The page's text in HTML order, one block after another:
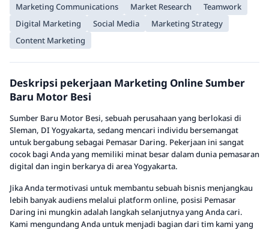
Marketing Communications Market Research
Teamwork
Digital Marketing
Social Media
Marketing Strategy
Content Marketing
Deskripsi pekerjaan Marketing Online Sumber
Baru Motor Besi
Sumber Baru Motor Besi, sebuah perusahaan yang berlokasi di
Sleman, DI Yogyakarta, sedang mencari individu bersemangat
untuk bergabung sebagai Pemasar Daring. Pekerjaan ini sangat
cocok bagi Anda yang memiliki minat besar dalam dunia pemasaran
digital dan ingin berkarya di area Yogyakarta.
Jika Anda termotivasi untuk membantu sebuah bisnis menjangkau
lebih banyak audiens melalui platform online, posisi Pemasar
Daring ini mungkin adalah langkah selanjutnya yang Anda cari.
Kami mengundang Anda untuk menjadi bagian dari tim kami yang